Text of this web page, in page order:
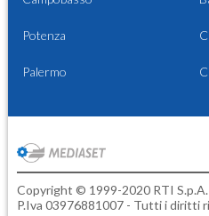
Potenza
Palermo
Copyright © 1999-2020 RTI
P.Iva 03976881007 - Tutti i diritti